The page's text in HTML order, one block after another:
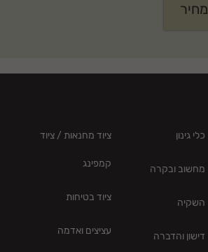
כלי גינון
מחשוב ובקרה
השקיה
דישון והדברה
ציוד מחנאות / ציוד
קמפינג
ציוד בטיחות
עציצים ואדמה